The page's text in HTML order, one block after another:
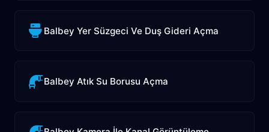
Balbey Yer Süzgeci Ve Duş Gideri Açma
Balbey Atık Su Borusu Açma